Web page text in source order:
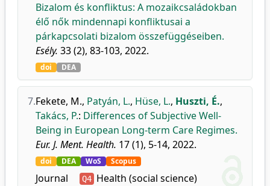
Bizalom és konfliktus: A mozaikcsaládokban
élő nők mindennapi konfliktusai a
párkapcsolati bizalom összefüggéseiben.
Esély. 33 (2), 83-103, 2022.
doi DEA
7.Fekete, M., Patyán, L., Hüse, L., Huszti, É.,
Takács, P.: Differences of Subjective Well-
Being in European Long-term Care Regimes.
Eur. J. Ment. Health. 17 (1), 5-14, 2022.
doi DEA WoS Scopus
Journal Q4 Health (social science)